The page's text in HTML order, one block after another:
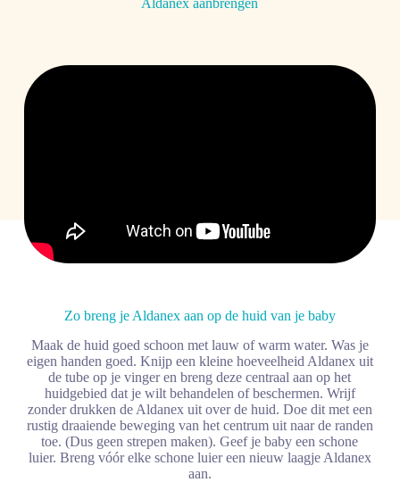
Aldanex aanbrengen
Zo breng je Aldanex aan op de huid van je baby
Maak de huid goed schoon met lauw of warm water. Was je
eigen handen goed. Knijp een kleine hoeveelheid Aldanex uit
de tube op je vinger en breng deze centraal aan op het
huidgebied dat je wilt behandelen of beschermen. Wrijf
zonder drukken de Aldanex uit over de huid. Doe dit met een
rustig draaiende beweging van het centrum uit naar de randen
toe. (Dus geen strepen maken). Geef je baby een schone
luier. Breng vóór elke schone luier een nieuw laagje Aldanex
aan.